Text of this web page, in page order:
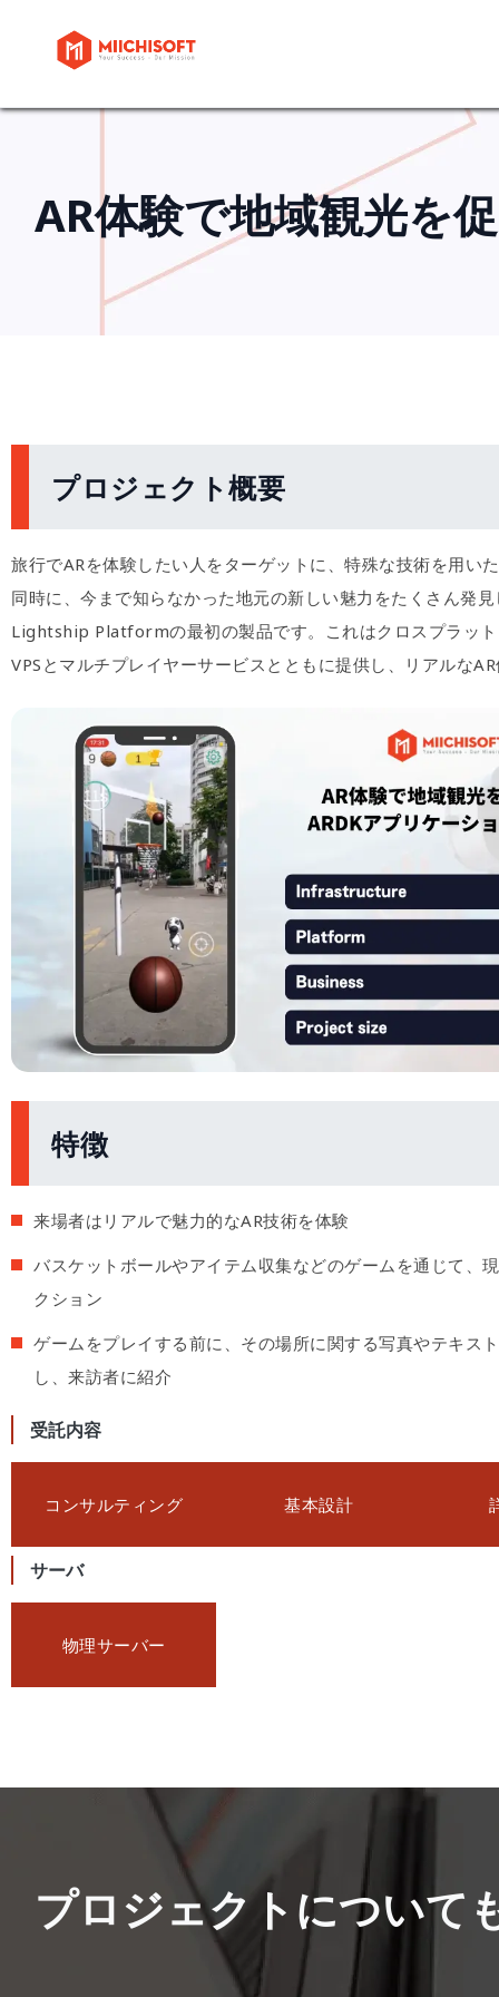
AR体験で地域観光を
プロジェクト概要
旅行でARを体験したい人をターゲットに、特殊な技術を用
同時に、今まで知らなかった地元の新しい魅力をたくさん
Lightship Platformの最初の製品です。これはクロスプラッ
VPSとマルチプレイヤーサービスとともに提供し、リアルな
特徴
来場者はリアルで魅力的なAR技術を体験
バスケットボールやアイテム収集などのゲームを通じて、
クション
ゲームをプレイする前に、その場所に関する写真やテキス
し、来訪者に紹介
受託内容
コンサルティング 基本設計
サーバ
物理サーバー
プロジェクトについて